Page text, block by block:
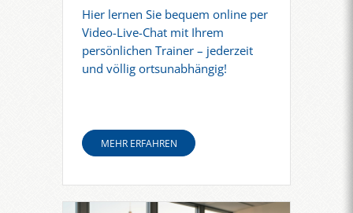
Hier lernen Sie bequem online per
Video-Live-Chat mit Ihrem
persönlichen Trainer – jederzeit
und völlig ortsunabhängig!
MEHR ERFAHREN